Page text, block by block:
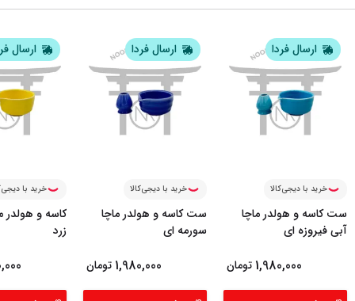
ارسال فردا
خرید با دیجی‌کالا
ست کاسه و هولدر ماچا
آبی فیروزه ای
1,980,000 تومان
ارسال فردا
خرید با دیجی‌کالا
ست کاسه و هولدر ماچا
سورمه ای
1,980,000 تومان
ارسال
خرید با
کاسه و هولدر
زرد